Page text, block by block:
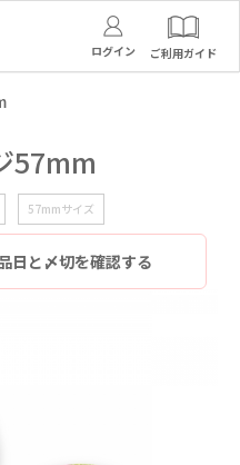
ログイン ご利用ガイド
57mm
57mmサイズ
日と〆切を確認する